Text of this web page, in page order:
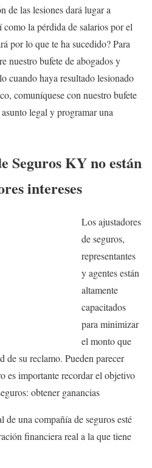
de las lesiones dará lugar a
como la pérdida de salarios por el
por lo que te ha sucedido? Para
nuestro bufete de abogados y
cuando haya resultado lesionado
comuníquese con nuestro bufete
legal y programar una
Seguros KY no están
intereses
Los ajustadores
de seguros,
representantes
y agentes están
altamente
capacitados
para minimizar
el monto que
de su reclamo. Pueden parecer
es importante recordar el objetivo
obtener ganancias
una compañía de seguros esté
financiera real a la que tiene